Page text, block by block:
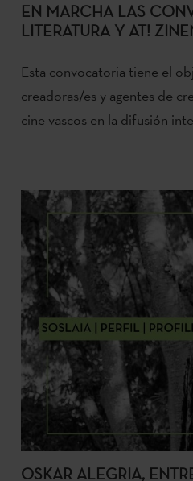
EN MARCHA LAS
LITERATURA Y AT!
Esta convocatoria tiene el
creadoras/es y agentes de
cine vascos en la difusión
OSKAR ALEGRIA,